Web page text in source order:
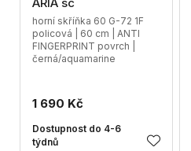
horní skříňka 60 G-72 1F
policová | 60 cm | ANTI
FINGERPRINT povrch |
černá/aquamarine
1 690 Kč
Dostupnost do 4-6
týdnů